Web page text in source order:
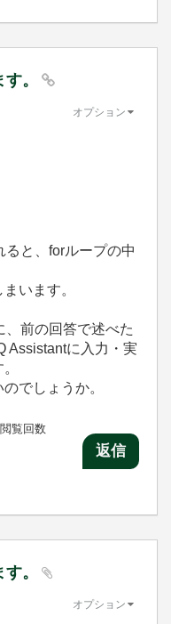
。
オプション
と、forループの中
います。
、前の回答で述べた
Assistantに入力・実
でしょうか。
覧回数
返信
。
オプション